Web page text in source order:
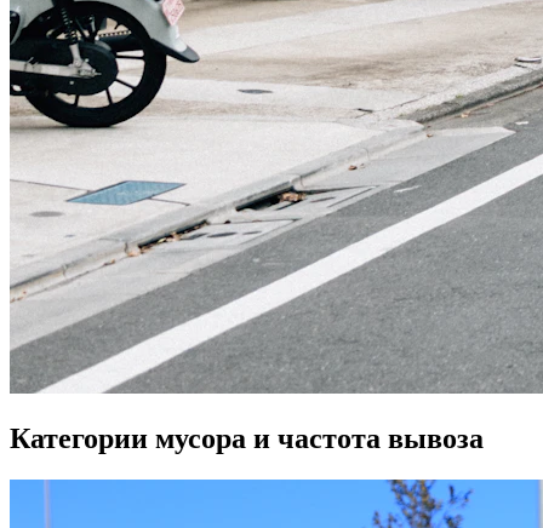
Категории мусора и частота вывоза